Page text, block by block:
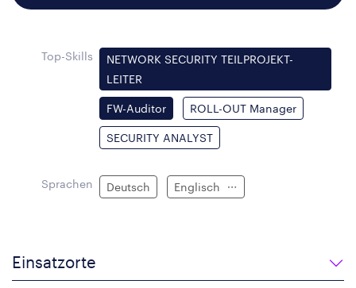
Top-Skills
NETWORK SECURITY TEILPROJEKT-
LEITER
FW-Auditor ROLL-OUT Manager
SECURITY ANALYST
Sprachen Deutsch Englisch
Einsatzorte